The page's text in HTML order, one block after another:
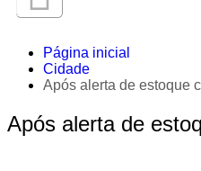
Página inicial
Cidade
Após alerta de estoque
Após alerta de